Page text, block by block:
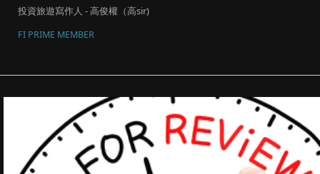
投資旅遊寫作人 - 高俊權（高sir)
FI PRIME MEMBER